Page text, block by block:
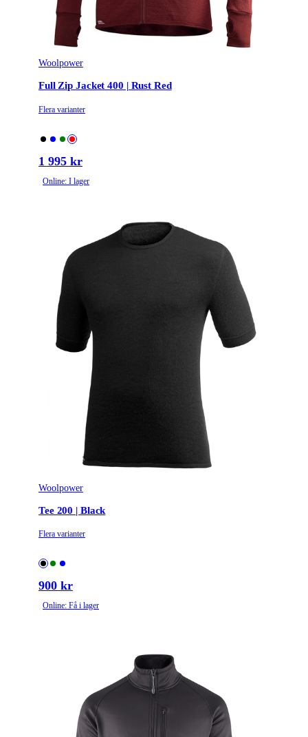
Woolpower
Full Zip Jacket 400 | Rust Red
Flera varianter
1 995 kr
Online: I lager
Woolpower
Tee 200 | Black
Flera varianter
900 kr
Online: Få i lager